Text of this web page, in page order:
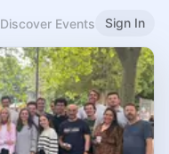
Discover Events Sign In